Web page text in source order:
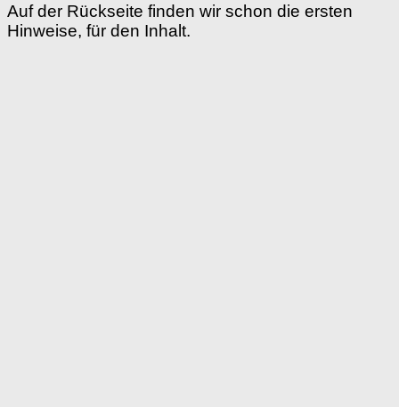
Auf der Rückseite finden wir schon die ersten
Hinweise, für den Inhalt.